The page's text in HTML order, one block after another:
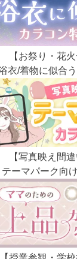
【お祭り・花
衣/着物に似合
【写真映え間
テーマパーク向